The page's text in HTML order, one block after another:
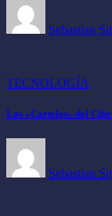
Sebastian
TECNOLOGÍA
Los «Carteles» del
Sebastian